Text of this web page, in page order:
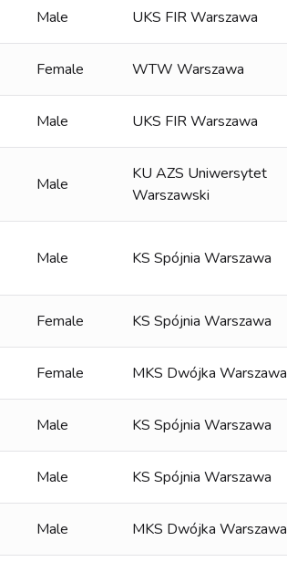
Male UKS FIR Warszawa
Female WTW Warszawa
Male UKS FIR Warszawa
Male
KU AZS Uniwersytet
Warszawski
Male KS Spójnia Warszawa
Female KS Spójnia Warszawa
Female MKS Dwójka Warszawa
Male KS Spójnia Warszawa
Male KS Spójnia Warszawa
Male MKS Dwójka Warszawa